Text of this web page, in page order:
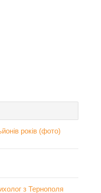
років (фото)
з Тернополя